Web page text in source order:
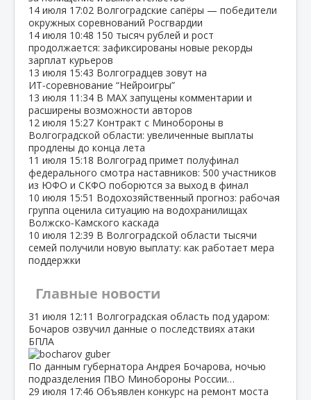
14 июля 17:02 Волгоградские сапёры — победители
окружных соревнований Росгвардии
14 июля 10:48 150 тысяч рублей и рост
продолжается: зафиксированы новые рекорды
зарплат курьеров
13 июля 15:43 Волгоградцев зовут на
ИТ‑соревнование “Нейроигры”
13 июля 11:34 В МАХ запущены комментарии и
расширены возможности авторов
12 июля 15:27 Контракт с Минобороны в
Волгоградской области: увеличенные выплаты
продлены до конца лета
11 июля 15:18 Волгоград примет полуфинал
федерального смотра наставников: 500 участников
из ЮФО и СКФО поборются за выход в финал
10 июля 15:51 Водохозяйственный прогноз: рабочая
группа оценила ситуацию на водохранилищах
Волжско‑Камского каскада
10 июля 12:39 В Волгоградской области тысячи
семей получили новую выплату: как работает мера
поддержки
Главные новости
31 июля 12:11 Волгоградская область под ударом:
Бочаров озвучил данные о последствиях атаки
БПЛА
По данным губернатора Андрея Бочарова, ночью
подразделения ПВО Минобороны России…
29 июля 17:46 Объявлен конкурс на ремонт моста